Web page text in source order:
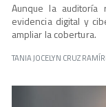
Aunque la
evidencia digital y
ampliar la cobertura.
TANIA JOCELYN CRUZ